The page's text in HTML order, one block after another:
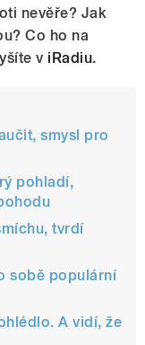
nevěře? Jak
Co ho na
v iRadiu.
smysl pro
pohladí,
tvrdí
sobě populární
A vidí, že